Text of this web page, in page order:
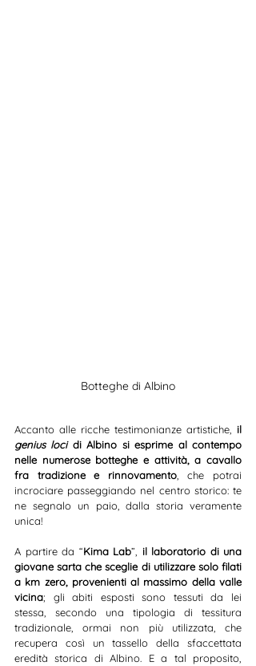
Botteghe di Albino
Accanto alle ricche testimonianze artistiche,
genius loci di Albino si esprime al contempo
nelle numerose botteghe e attività, a cavallo
fra tradizione e rinnovamento, che potrai
incrociare passeggiando nel centro storico: te
ne segnalo un paio, dalla storia veramente
unica!
A partire da “Kima Lab”, il laboratorio di una
giovane sarta che sceglie di utilizzare solo filati
a km zero, provenienti al massimo della valle
vicina; gli abiti esposti sono tessuti da lei
stessa, secondo una tipologia di tessitura
tradizionale, ormai non più utilizzata, che
recupera così un tassello della sfaccettata
eredità storica di Albino. E a tal proposito,